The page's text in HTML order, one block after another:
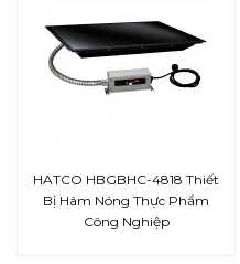
HATCO HBGBHC-4818 Thiết
Bị Hâm Nóng Thực Phẩm
Công Nghiệp